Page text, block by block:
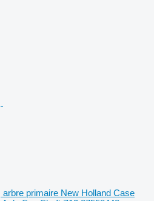
arbre primaire New Holland Case